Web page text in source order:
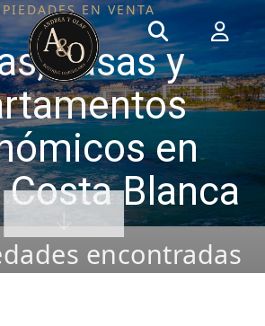
EN VENTA
casas y
en
Blanca
encontradas
VER PROPIEDADES